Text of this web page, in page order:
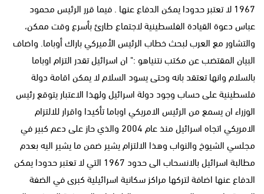
1967 لا تعتبر حدودا يمكن الدفاع عنها . فيما قرر الرئيس محمود
عباس دعوة القيادة الفلسطينية لاجتماع طارئ بأسرع وقت ممكن،
والتشاور مع العرب لبحث خطاب الرئيس الأميركي باراك أوباما. واضاف
البيان المقتضب عن مكتب نتنياهو :" ان اسرائيل تقدر التزام اوباما
بالسلام وانها تعتقد بانه وحتى يسود السلام لا يمكن اقامة دولة
فلسطينية على حساب وجود دولة اسرائيل ولهذا الاعتبار يتوقع رئيس
الوزراء ان يسمع من الرئيس الامريكي اوباما تأكيدا واقرار للالتزام
الامريكي اتجاه اسرائيل منذ عام 2004 والذي حاز على دعم كبير في
مجلسي الشيوخ والنواب وهذا الالتزام يشير ضمن ما يشير اليه بعدم
مطالبة اسرائيل بالانسحاب الى حدود 1967 التي لا تعتبر حدودا يمكن
الدفاع عنها اضافة لتركها مراكز سكانية اسرائيلية كبرى في الضفة